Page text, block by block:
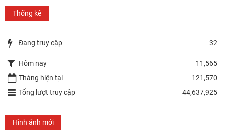
Thống kê
Đang truy cập 32
Hôm nay
11,565
Tháng hiện tại
121,570
Tổng lượt truy cập
44,637,925
Hình ảnh mới